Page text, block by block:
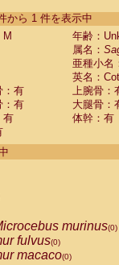
labiatus(0)
leucopus (0)
nigricollis (0)
oedipus
weddelli
spp.
(0)
(0)
(0)
から 1 件を表示中
M
年齢：
属名：
亜種小名
英名：
：有
上腕骨：
：有
大腿骨：
有
体幹：有
murinus(0)
fulvus(0)
macaco(0)